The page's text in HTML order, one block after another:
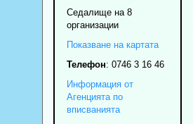
Седалище на 8
организации
Показване на картата
Телефон: 0746 3 16 46
Информация от
Агенцията по
вписванията